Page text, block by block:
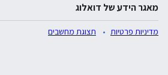
מאגר הידע של דואלוג
מדיניות פרטיות תצוגת מחשבים